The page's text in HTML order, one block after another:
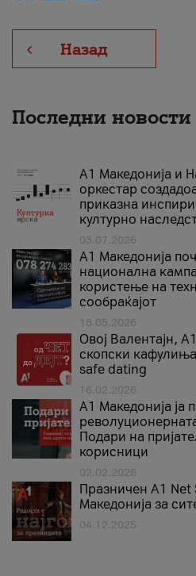
Назад
Последни новости
А1 Македонија и
оркестар
приказна
културно
03.07.2026
A1 Македонија
национална
користење на
сообраќајот
18.05.2026
Овој Валентајн,
скопски кафулиња
safe dating
16.02.2026
А1 Македонија ја
Подари на
корисници
02.02.2026
Празничен A1 Net
Македонија за
04.12.2025